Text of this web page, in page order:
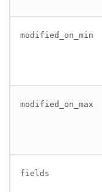
modified_on_min
modified_on_max
fields